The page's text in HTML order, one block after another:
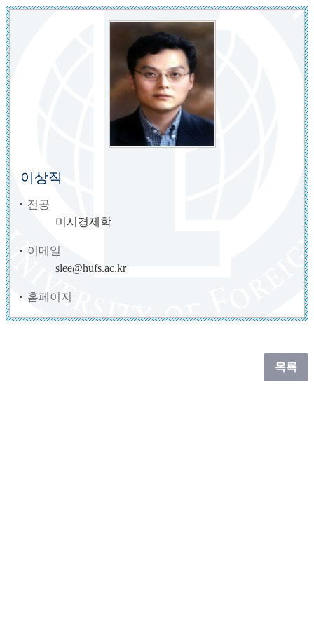
이상직
전공
미시경제학
이메일
slee@hufs.ac.kr
홈페이지